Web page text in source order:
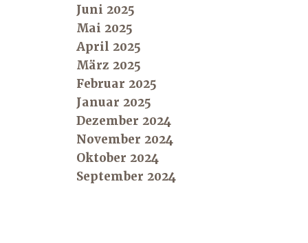
Juni 2025
Mai 2025
April 2025
März 2025
Februar 2025
Januar 2025
Dezember 2024
November 2024
Oktober 2024
September 2024